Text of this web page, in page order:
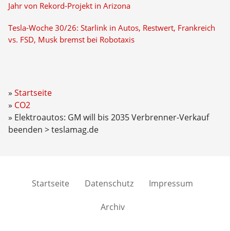
Jahr von Rekord-Projekt in Arizona
Tesla-Woche 30/26: Starlink in Autos, Restwert, Frankreich
vs. FSD, Musk bremst bei Robotaxis
Startseite
CO2
Elektroautos: GM will bis 2035 Verbrenner-Verkauf
beenden > teslamag.de
Startseite Datenschutz Impressum
Archiv